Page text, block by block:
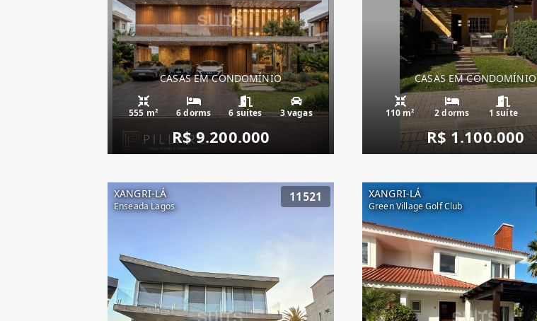
CASAS EM CONDOMÍNIO
555 m² 6 dorms 6 suítes 3 vagas
R$ 9.200.000
CASAS EM CONDOMÍNIO
110 m² 2 dorms 1 suíte
R$ 1.100.000
XANGRI-LÁ
Enseada Lagos
11521 XANGRI-LÁ
Green Village Golf Club